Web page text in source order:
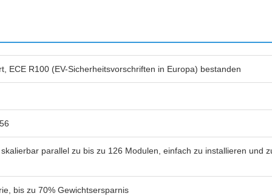
ECE R100 (EV-Sicherheitsvorschriften in Europa) bestanden
parallel zu bis zu 126 Modulen, einfach zu installieren und
bis zu 70% Gewichtsersparnis